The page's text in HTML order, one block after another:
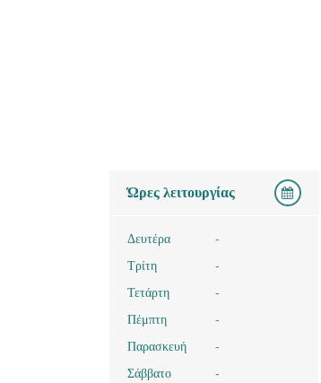
Ώρες λειτουργίας
Δευτέρα
-
Τρίτη
-
Τετάρτη
-
Πέμπτη
-
Παρασκευή
-
Σάββατο
-